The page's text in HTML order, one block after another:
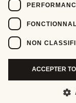
NON
ACCEPTER